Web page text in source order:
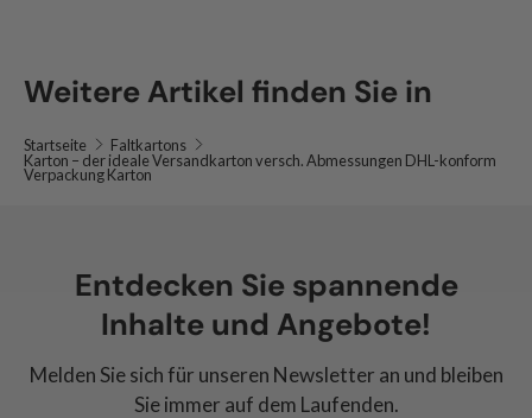
Weitere Artikel finden Sie in
Startseite
Faltkartons
Karton – der ideale Versandkarton versch. Abmessungen DHL-konform
Verpackung Karton
Entdecken Sie spannende
Inhalte und Angebote!
Melden Sie sich für unseren Newsletter an und bleiben
Sie immer auf dem Laufenden.